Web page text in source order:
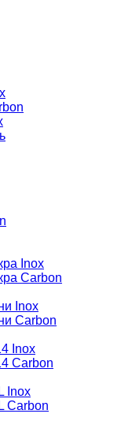
Inox
Carbon
Inox
Carbon
Inox
Carbon
Inox
Carbon